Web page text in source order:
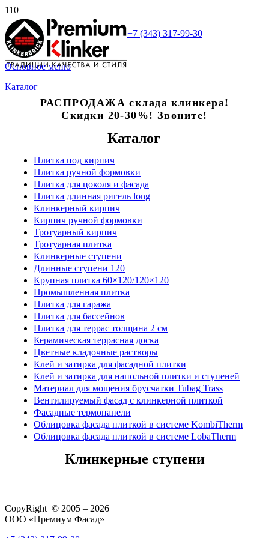
+7 (343) 317-99-30
Основное меню
Каталог
РАСПРОДАЖА склада клинкера!
Скидки 20-30%! Звоните!
Каталог
Плитка под кирпич
Плитка ручной формовки
Плитка для цоколя и фасада
Плитка длинная ригель long
Клинкерный кирпич
Кирпич ручной формовки
Тротуарный кирпич
Тротуарная плитка
Клинкерные ступени
Длинные ступени 120
Крупная плитка 60×120/120×120
Промышленная плитка
Плитка для гаража
Плитка для бассейнов
Плитка для террас толщина 2 см
Керамическая террасная доска
Цветные кладочные растворы
Клей и затирка для фасадной плитки
Клей и затирка для напольной плитки и ступеней
Материал для мощения брусчатки Tubag Trass
Вентилируемый фасад с клинкерной плиткой
Фасадные термопанели
Облицовка фасада плиткой в системе KombiTherm
Облицовка фасада плиткой в системе LobaTherm
Клинкерные ступени
CopyRight © 2005 – 2026
ООО «Премиум Фасад»